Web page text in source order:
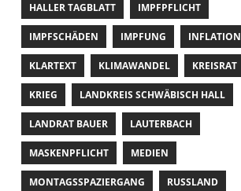
HALLER TAGBLATT IMPFPFLICHT
IMPFSCHÄDEN IMPFUNG INFLATION
KLARTEXT KLIMAWANDEL KREISRAT
KRIEG LANDKREIS SCHWÄBISCH HALL
LANDRAT BAUER LAUTERBACH
MASKENPFLICHT MEDIEN
MONTAGSSPAZIERGANG RUSSLAND